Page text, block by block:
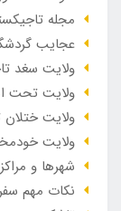
مجله
عجایب
ولایت سغد
ولایت تحت
ولایت
ولایت
شهرها و
نکات مهم